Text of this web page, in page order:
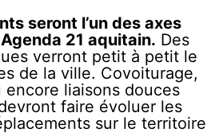
seront l’un des axes
21 aquitain. Des
verront petit à petit le
de la ville. Covoiturage,
liaisons douces
faire évoluer les
sur le territoire